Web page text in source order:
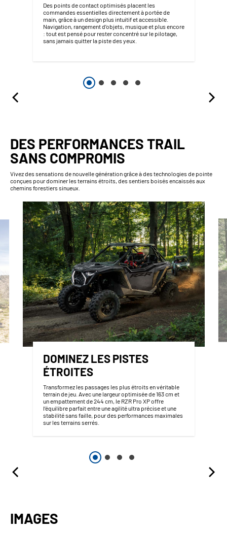
Des points de contact optimisés placent les
commandes essentielles directement à portée de
main, grâce à un design plus intuitif et accessible.
Navigation, rangement d’objets, musique et plus encore
: tout est pensé pour rester concentré sur le pilotage,
sans jamais quitter la piste des yeux.
DES PERFORMANCES TRAIL
SANS COMPROMIS
Vivez des sensations de nouvelle génération grâce à des technologies de pointe
conçues pour dominer les terrains étroits, des sentiers boisés encaissés aux
chemins forestiers sinueux.
DOMINEZ LES PISTES
ÉTROITES
Transformez les passages les plus étroits en véritable
terrain de jeu. Avec une largeur optimisée de 163 cm et
un empattement de 244 cm, le RZR Pro XP offre
l’équilibre parfait entre une agilité ultra précise et une
stabilité sans faille, pour des performances maximales
sur les terrains serrés.
IMAGES